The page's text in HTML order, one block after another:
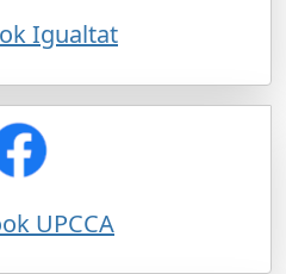
Igualtat
UPCCA